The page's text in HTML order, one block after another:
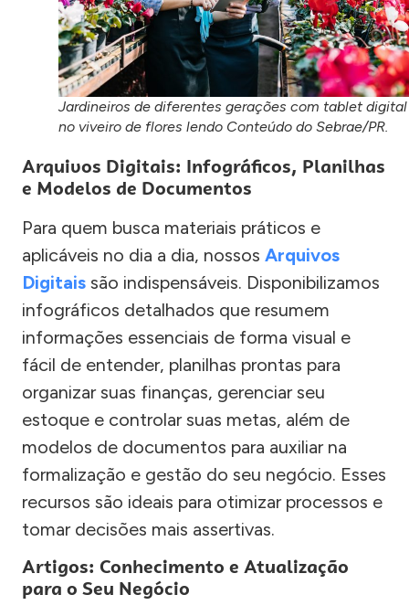
Jardineiros de diferentes gerações com tablet digital
no viveiro de flores lendo Conteúdo do Sebrae/PR.
Arquivos Digitais: Infográficos, Planilhas
e Modelos de Documentos
Para quem busca materiais práticos e
aplicáveis no dia a dia, nossos Arquivos
Digitais são indispensáveis. Disponibilizamos
infográficos detalhados que resumem
informações essenciais de forma visual e
fácil de entender, planilhas prontas para
organizar suas finanças, gerenciar seu
estoque e controlar suas metas, além de
modelos de documentos para auxiliar na
formalização e gestão do seu negócio. Esses
recursos são ideais para otimizar processos e
tomar decisões mais assertivas.
Artigos: Conhecimento e Atualização
para o Seu Negócio